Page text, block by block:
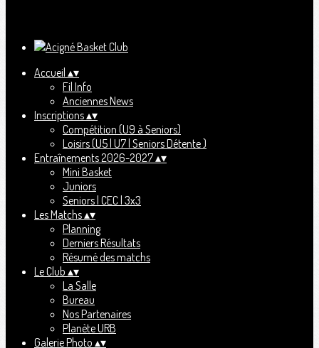
Accueil ▴▾
Fil Info
Anciennes News
Inscriptions▴▾
Compétition (U9 à Seniors)
Loisirs (U5 | U7 | Seniors Détente )
Entraînements 2026-2027▴▾
Mini Basket
Juniors
Seniors | CEC | 3x3
Les Matchs▴▾
Planning
Derniers Résultats
Résumé des matchs
Le Club ▴▾
La Salle
Bureau
Nos Partenaires
Planète URB
Galerie Photo ▴▾